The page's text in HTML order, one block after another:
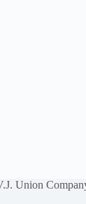
Union